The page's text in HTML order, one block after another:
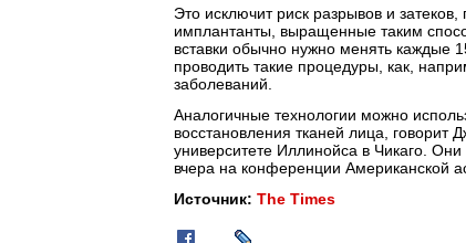
Это исключит риск разрывов и
имплантанты, выращенные таким
вставки обычно нужно менять каждые
проводить такие процедуры, как,
заболеваний.
Аналогичные технологии можно
восстановления тканей лица,
университете Иллинойса в Чикаго.
вчера на конференции Американской
Источник: The Times